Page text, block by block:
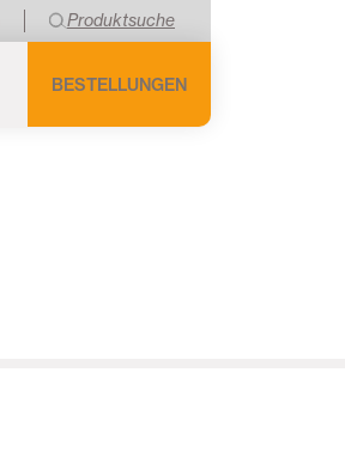
Produktsuche
BESTELLUNGEN